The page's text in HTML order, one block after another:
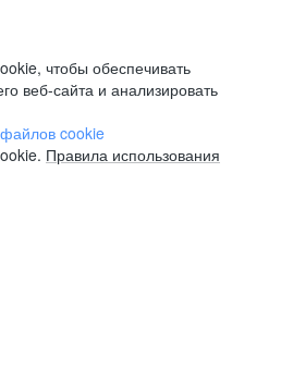
чтобы обеспечивать
веб-сайта и анализировать
cookie
Правила использования